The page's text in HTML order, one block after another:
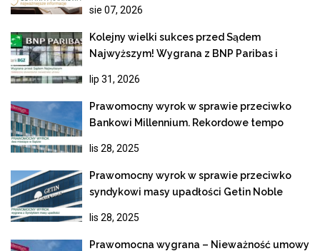
sie 07, 2026
Kolejny wielki sukces przed Sądem
Najwyższym! Wygrana z BNP Paribas i
frankowego
lip 31, 2026
Prawomocny wyrok w sprawie przeciwko
Bankowi Millennium. Rekordowe tempo
lis 28, 2025
Prawomocny wyrok w sprawie przeciwko
syndykowi masy upadłości Getin Noble
lis 28, 2025
Prawomocna wygrana – Nieważność umowy